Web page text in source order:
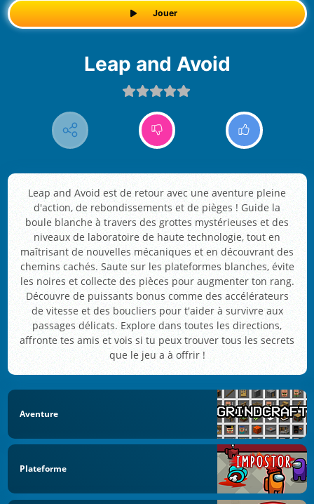
Jouer
Leap and Avoid
Leap and Avoid est de retour avec une aventure pleine
d'action, de rebondissements et de pièges ! Guide la
boule blanche à travers des grottes mystérieuses et des
niveaux de laboratoire de haute technologie, tout en
maîtrisant de nouvelles mécaniques et en découvrant des
chemins cachés. Saute sur les plateformes blanches, évite
les noires et collecte des pièces pour augmenter ton rang.
Découvre de puissants bonus comme des accélérateurs
de vitesse et des boucliers pour t'aider à survivre aux
passages délicats. Explore dans toutes les directions,
affronte tes amis et vois si tu peux trouver tous les secrets
que le jeu a à offrir !
Aventure
Plateforme